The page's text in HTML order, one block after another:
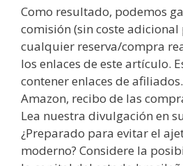
Como resultado, podemos
comisión (sin coste
cualquier reserva/compra
los enlaces de este artículo.
contener enlaces de
Amazon, recibo de las
Lea nuestra divulgación en
¿Preparado para evitar el
moderno? Considere la